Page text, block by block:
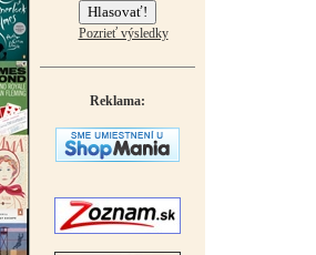
Pozrieť výsledky
Reklama: